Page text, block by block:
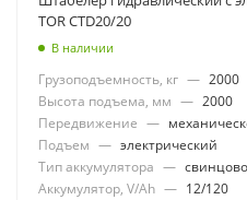
TOR CTD20/20
В наличии
Грузоподъемность, кг — 2000
Высота подъема, мм — 2000
Передвижение —
Подъем — электрический
Тип аккумулятора —
Аккумулятор, V/Ah — 12/120